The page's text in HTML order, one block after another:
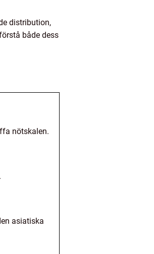
distribution,
både dess
nötskalen.
asiatiska